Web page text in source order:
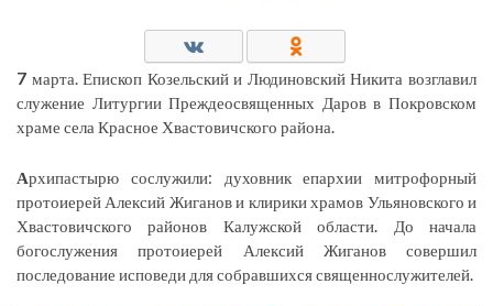
7 марта. Епископ Козельский и Людиновский Никита возглавил
служение Литургии Преждеосвященных Даров в Покровском
храме села Красное Хвастовичского района.
Архипастырю сослужили: духовник епархии митрофорный
протоиерей Алексий Жиганов и клирики храмов Ульяновского и
Хвастовичского районов Калужской области. До начала
богослужения протоиерей Алексий Жиганов совершил
последование исповеди для собравшихся священнослужителей.